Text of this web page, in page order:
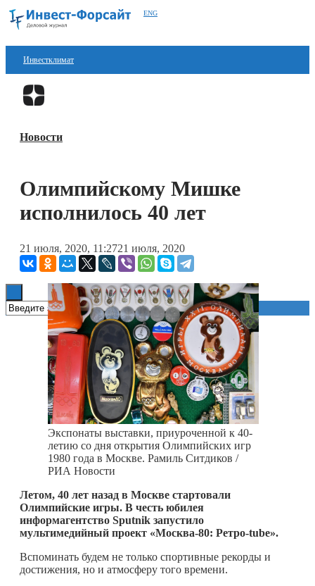
ENG
Инвестклимат
Финансы
Блокчейн
Книги
Новости
Олимпийскому Мишке
исполнилось 40 лет
21 июля, 2020, 11:2721 июля, 2020
Экспонаты выставки, приуроченной к 40-
летию со дня открытия Олимпийских игр
1980 года в Москве. Рамиль Ситдиков /
РИА Новости
Летом, 40 лет назад в Москве стартовали
Олимпийские игры. В честь юбилея
информагентство Sputnik запустило
мультимедийный проект «Москва-80: Ретро-tube».
Вспоминать будем не только спортивные рекорды и
достижения, но и атмосферу того времени.